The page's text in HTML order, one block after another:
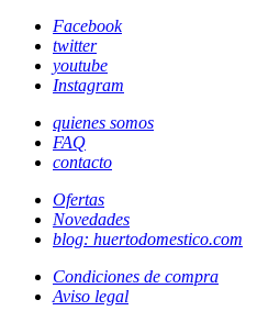
Facebook
twitter
youtube
Instagram
quienes somos
FAQ
contacto
Ofertas
Novedades
blog: huertodomestico.com
Condiciones de compra
Aviso legal